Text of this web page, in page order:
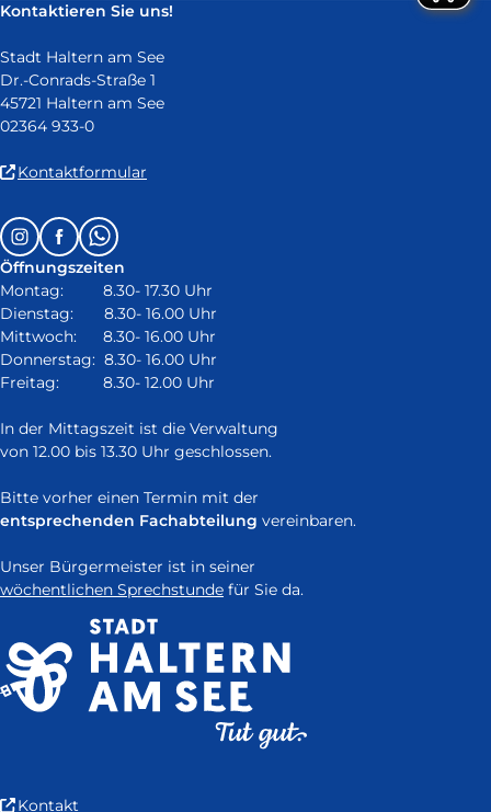
Kontaktieren Sie uns!
Stadt Haltern am See
Dr.-Conrads-Straße 1
45721 Haltern am See
02364 933-0
Kontaktformular
in
neuem
Fenster)
Follow
us
on:
InstagramFacebookWhatsapp
Öffnungszeiten
Montag: 8.30- 17.30 Uhr
Dienstag: 8.30- 16.00 Uhr
Mittwoch: 8.30- 16.00 Uhr
Donnerstag: 8.30- 16.00 Uhr
Freitag: 8.30- 12.00 Uhr
In der Mittagszeit ist die Verwaltung
von 12.00 bis 13.30 Uhr geschlossen.
Bitte vorher einen Termin mit der
entsprechenden Fachabteilung vereinbaren.
Unser Bürgermeister ist in seiner
wöchentlichen Sprechstunde für Sie da.
Kontakt